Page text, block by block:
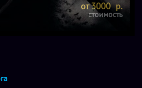
от 3000 р.
стоимость